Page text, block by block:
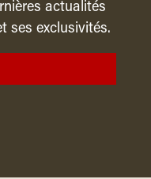
actualités
ses exclusivités.